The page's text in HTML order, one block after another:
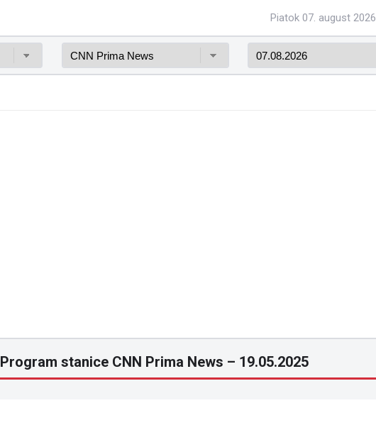
Piatok 07. august 2026
Program stanice CNN Prima News – 19.05.2025